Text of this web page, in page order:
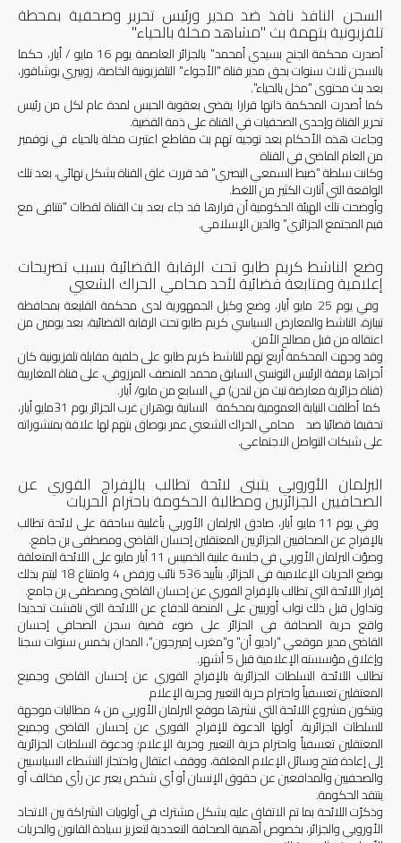
السجن النافذ نافذ ضد مدير ورئيس تحرير وصحفية بمحطة
تلفزيونية بتهمة بث "مشاهد مخلة بالحياء"
أصدرت محكمة الجنح بسيدي أمحمد" بالجزائر العاصمة يوم 16 مايو / أيار، حكما
بالسجن ثلاث سنوات بحق مدير قناة "الأجواء" التلفزيونية الخاصة، زوبيري بوشاقور،
بعد بث محتوى "مخل بالحياء".
كما أصدرت المحكمة ذاتها قرارا يقضي بعقوبة الحبس لمدة عام لكل من رئيس
تحرير القناة وإحدى الصحفيات في القناة على ذمة القضية.
وجاءت هذه الأحكام بعد توجيه تهم بث مقاطع اعتبرت مخلة بالحياء في نوفمبر
من العام الماضي في القناة
وكانت سلطة "ضبط السمعي البصري" قد قررت غلق القناة بشكل نهائي، بعد تلك
الواقعة التي أثارت الكثير من اللغط.
وأوضحت تلك الهيئة الحكومية أن قرارها قد جاء بعد بث القناة لقطات "تتنافى مع
قيم المجتمع الجزائري" والدين الإسلامي.
وضع الناشط كريم طابو تحت الرقابة القضائية بسبب تصريحات
إعلامية ومتابعة قضائية لأحد محامي الحراك الشعبي
وفي يوم 25 مايو أيار، وضع وكيل الجمهورية لدى محكمة القليعة بمحافظة
تيبازة، الناشط والمعارض السياسي كريم طابو تحت الرقابة القضائية، بعد يومين من
اعتقاله من قبل مصالح الأمن.
وقد وجهت المحكمة أربع تهم للناشط كريم طابو على خلفية مقابلة تلفزيونية كان
أجراها برفقة الرئيس التونسي السابق محمد المنصف المرزوقي، على قناة المغاربية
(قناة جزائرية معارضة تبث من لندن) في السابع من مايو/ أيار.
كما أطلقت النيابة العمومية بمحكمة السانية بوهران غرب الجزائر يوم 31مايو أيار،
تحقيقا قضائيا ضد محامي الحراك الشعبي عمر بوصاق بتهم لها علاقة بمنشوراته
على شبكات التواصل الاجتماعي.
البرلمان الأوروبي يتبنى لائحة تطالب بالإفراج الفوري عن
الصحافيين الجزائريين ومطالبة الحكومة باحترام الحريات
وفي يوم 11 مايو أيار، صادق البرلمان الأوربي بأغلبية ساحقة على لائحة تطالب
بالإفراج عن الصحافيين الجزائريين المعتقلين إحسان القاضي ومصطفى بن جامع.
وصوّت البرلمان الأوربي في جلسة علنية الخميس 11 أيار مايو على اللائحة المتعلقة
بوضع الحريات الإعلامية في الجزائر، بتأييد 536 نائب ورفض 4 وامتناع 18 ليتم بذلك
إقرار اللائحة التي تطالب بالإفراج الفوري عن إحسان القاضي ومصطفى بن جامع.
وتداول قبل ذلك نواب أوربيين على المنصة للدفاع عن اللائحة التي ناقشت تحديدا
واقع حرية الصحافة في الجزائر على ضوء قضية سجن الصحافي إحسان
القاضي مدير موقعي "راديو أن" و"مغرب إميرجون"، المدان بخمس سنوات سجنا
وإغلاق مؤسسته الإعلامية قبل 5 أشهر.
تطالب اللائحة السلطات الجزائرية بالإفراج الفوري عن إحسان القاضي وجميع
المعتقلين تعسفياً واحترام حرية التعبير وحرية الإعلام
ويتكون مشروع اللائحة التي نشرها موقع البرلمان الأوربي من 4 مطالبات موجهة
للسلطات الجزائرية. أولها الدعوة للإفراج الفوري عن إحسان القاضي وجميع
المعتقلين تعسفياً واحترام حرية التعبير وحرية الإعلام؛ ودعوة السلطات الجزائرية
إلى إعادة فتح وسائل الإعلام المغلقة، ووقف اعتقال واحتجاز النشطاء السياسيين
والصحفيين والمدافعين عن حقوق الإنسان أو أي شخص يعبر عن رأي مخالف أو
ينتقد الحكومة.
وذكرّت اللائحة بما تم الاتفاق عليه بشكل مشترك في أولويات الشراكة بين الاتحاد
الأوروبي والجزائر، بخصوص أهمية الصحافة التعددية لتعزيز سيادة القانون والحريات